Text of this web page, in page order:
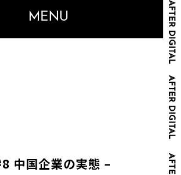
MENU
中国企業の実態 –